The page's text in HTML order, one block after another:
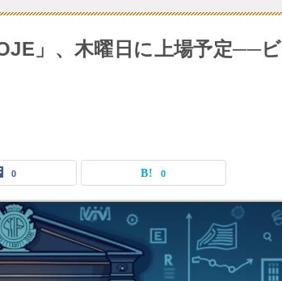
」、木曜日に上場予定──ビ
0 0